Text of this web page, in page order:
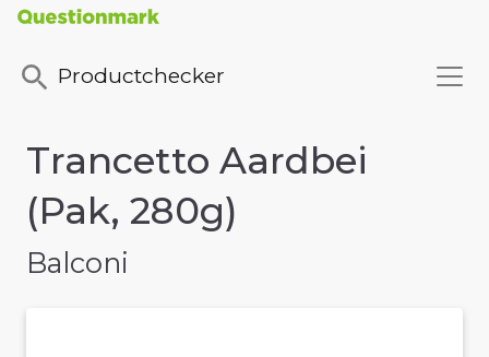
Productchecker
Trancetto Aardbei
(Pak, 280g)
Balconi